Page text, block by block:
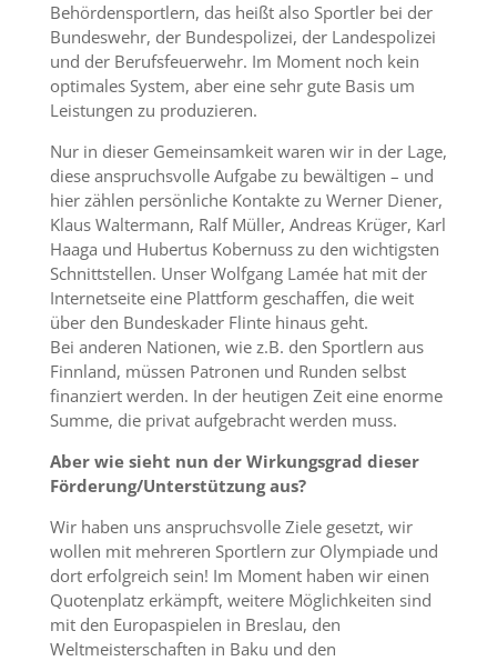
Behördensportlern, das heißt also Sportler bei der
Bundeswehr, der Bundespolizei, der Landespolizei
und der Berufsfeuerwehr. Im Moment noch kein
optimales System, aber eine sehr gute Basis um
Leistungen zu produzieren.
Nur in dieser Gemeinsamkeit waren wir in der Lage,
diese anspruchsvolle Aufgabe zu bewältigen – und
hier zählen persönliche Kontakte zu Werner Diener,
Klaus Waltermann, Ralf Müller, Andreas Krüger, Karl
Haaga und Hubertus Kobernuss zu den wichtigsten
Schnittstellen. Unser Wolfgang Lamée hat mit der
Internetseite eine Plattform geschaffen, die weit
über den Bundeskader Flinte hinaus geht.
Bei anderen Nationen, wie z.B. den Sportlern aus
Finnland, müssen Patronen und Runden selbst
finanziert werden. In der heutigen Zeit eine enorme
Summe, die privat aufgebracht werden muss.
Aber wie sieht nun der Wirkungsgrad dieser
Förderung/Unterstützung aus?
Wir haben uns anspruchsvolle Ziele gesetzt, wir
wollen mit mehreren Sportlern zur Olympiade und
dort erfolgreich sein! Im Moment haben wir einen
Quotenplatz erkämpft, weitere Möglichkeiten sind
mit den Europaspielen in Breslau, den
Weltmeisterschaften in Baku und den